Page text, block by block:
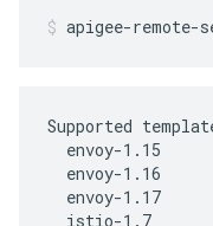
apigee-
Supported
  envoy-1.15
  envoy-1.16
  envoy-1.17
  istio-1.7